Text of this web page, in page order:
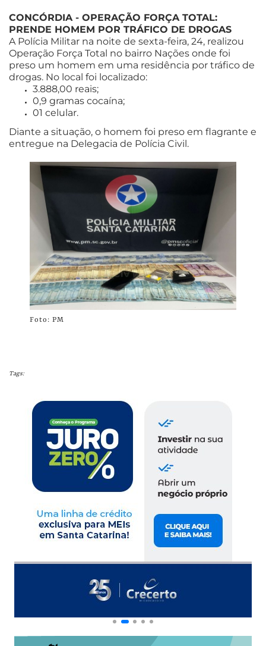
CONCÓRDIA - OPERAÇÃO FORÇA TOTAL:
PRENDE HOMEM POR TRÁFICO DE DROGAS
A Polícia Militar na noite de sexta-feira, 24, realizou
Operação Força Total no bairro Nações onde foi
preso um homem em uma residência por tráfico de
drogas. No local foi localizado:
3.888,00 reais;
0,9 gramas cocaína;
01 celular.
Diante a situação, o homem foi preso em flagrante e
entregue na Delegacia de Polícia Civil.
Foto: PM
Tags: